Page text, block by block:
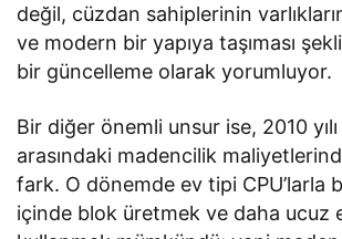
değil, cüzdan sahiplerinin
ve modern bir yapıya taşıması
bir güncelleme olarak yorumluyor.
Bir diğer önemli unsur ise, 2010
arasındaki madencilik
fark. O dönemde ev tipi CPU’larla
içinde blok üretmek ve daha ucuz